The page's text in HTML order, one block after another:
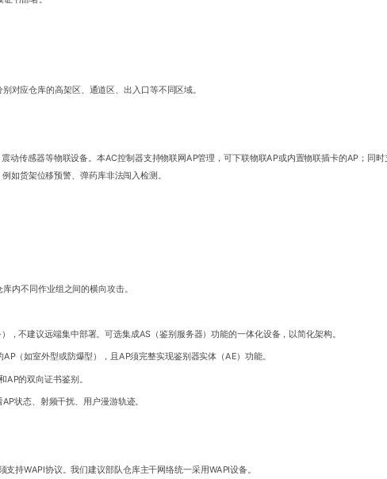
对应仓库的高架区、通道区、出入口等不同区域。
动传感器等物联设备。本AC控制器支持物联网AP管理，可下联物联AP或内置物联插卡的AP；同
如货架位移预警、弹药库非法闯入检测。
内不同作业组之间的横向攻击。
，不建议远端集中部署。可选集成AS（鉴别服务器）功能的一体化设备，以简化架构。
（如室外型或防爆型），且AP须完整实现鉴别器实体（AE）功能。
AP的双向证书鉴别。
状态、射频干扰、用户漫游轨迹。
持WAPI协议。我们建议部队仓库主干网络统一采用WAPI设备。